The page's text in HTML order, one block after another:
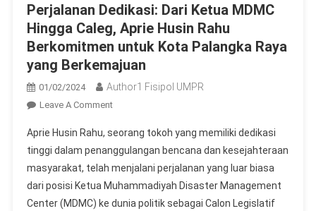
Perjalanan Dedikasi: Dari Ketua MDMC
Hingga Caleg, Aprie Husin Rahu
Berkomitmen untuk Kota Palangka Raya
yang Berkemajuan
01/02/2024 Author1 Fisipol UMPR
Leave A CommentOn
Dedikasi:
Dari
Ketua
MDMC
Hingga
Aprie Husin Rahu, seorang tokoh yang memiliki dedikasi
tinggi dalam penanggulangan bencana dan kesejahteraan
masyarakat, telah menjalani perjalanan yang luar biasa
dari posisi Ketua Muhammadiyah Disaster Management
Center (MDMC) ke dunia politik sebagai Calon Legislatif